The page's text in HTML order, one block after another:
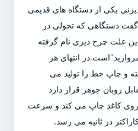
یکی از دستگاه های قدیمی
دستگاهی که تحولی در
علت چرخ دیزی نام گرفته
انتهای هر
و چاپ خط را تولید می
روبان جوهر قرار دارد
روی کاغذ چاپ می کند و سرعت